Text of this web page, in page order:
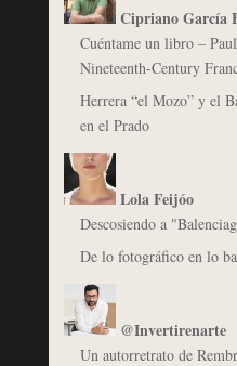
Cipriano García
Cuéntame un libro –
Nineteenth-Century
Herrera “el Mozo” y el
en el Prado
Lola Feijóo
Descosiendo a
De lo fotográfico en lo
@Invertirenarte
Un autorretrato de